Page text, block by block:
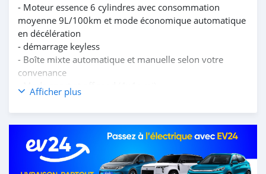
- Moteur essence 6 cylindres avec consommation
moyenne 9L/100km et mode économique automatique
en décélération
- ⁠démarrage keyless
- Boîte mixte automatique et manuelle selon votre
convenance
- Mode sport et off road (4x4 vrai)
- ⁠tenue de route impeccable avec stabilité fiable dans les
virages, c’est une allemande…
- ⁠régulateur de vitesse
- Intérieur vaste et spacieux avec sellerie protection cuir,
- ⁠volant cuir multifonction avec réglage en hauteur et en
profondeur
Afficher plus